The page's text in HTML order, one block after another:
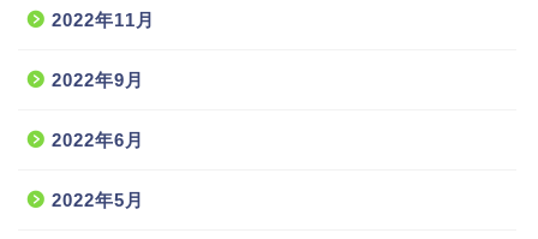
2022年11月
2022年9月
2022年6月
2022年5月